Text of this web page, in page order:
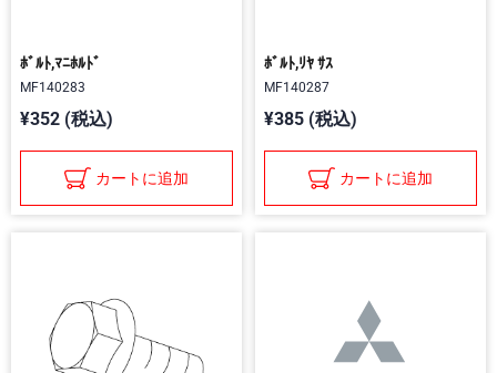
ﾎﾞﾙﾄ,ﾏﾆﾎﾙﾄﾞ
MF140283
¥352 (税込)
カートに追加
ﾎﾞﾙﾄ,ﾘﾔ ｻｽ
MF140287
¥385 (税込)
カートに追加